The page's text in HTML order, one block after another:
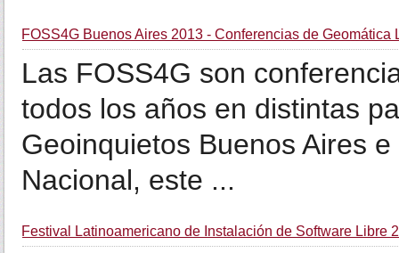
FOSS4G Buenos Aires 2013 - Conferencias de Geomática
Las FOSS4G son
todos los años en distintas
Geoinquietos Buenos Aires
Nacional, este ...
Festival Latinoamericano de Instalación de Software Libre